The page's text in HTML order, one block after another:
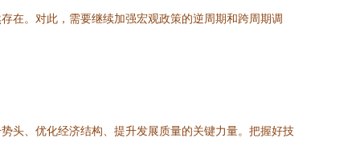
在。对此，需要继续加强宏观政策的逆周期和跨周期调
头、优化经济结构、提升发展质量的关键力量。把握好技